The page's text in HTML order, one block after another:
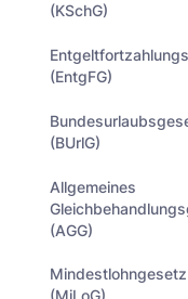
(KSchG)
(EntgFG)
(BUrlG)
Allgemeines
(AGG)
Mindestlohngesetz